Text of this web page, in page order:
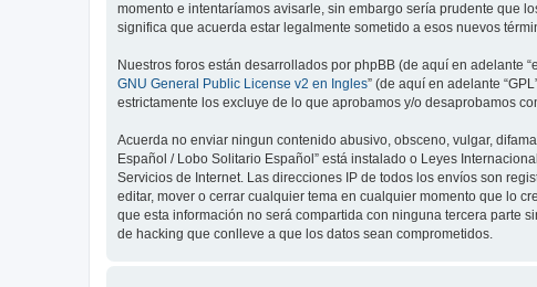
momento e intentaríamos avisarle, sin embargo sería prudente que
significa que acuerda estar legalmente sometido a esos nuevos
Nuestros foros están desarrollados por phpBB (de aquí en adelante
GNU General Public License v2 en Ingles” (de aquí en adelante
estrictamente los excluye de lo que aprobamos y/o desaprobamos
Acuerda no enviar ningun contenido abusivo, obsceno, vulgar,
Español / Lobo Solitario Español” está instalado o Leyes
Servicios de Internet. Las direcciones IP de todos los envíos son
editar, mover o cerrar cualquier tema en cualquier momento que lo
que esta información no será compartida con ninguna tercera parte
de hacking que conlleve a que los datos sean comprometidos.